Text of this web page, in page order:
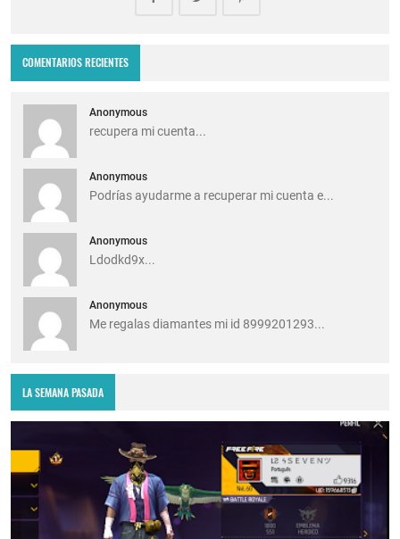
COMENTARIOS RECIENTES
Anonymous
recupera mi cuenta...
Anonymous
Podrías ayudarme a recuperar mi cuenta e...
Anonymous
Ldodkd9x...
Anonymous
Me regalas diamantes mi id 8999201293...
LA SEMANA PASADA